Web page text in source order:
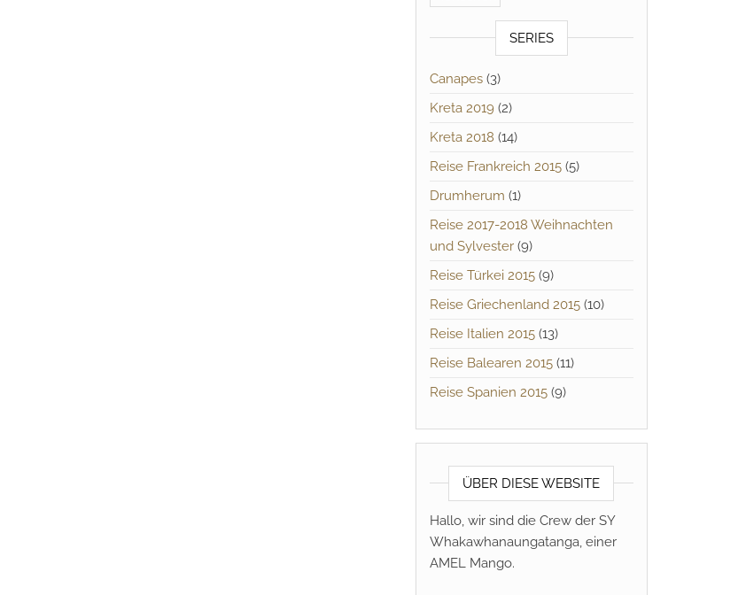
SERIES
Canapes(3)
Kreta 2019 (2)
Kreta 2018 (14)
Reise Frankreich 2015(5)
Drumherum (1)
Reise 2017-2018 Weihnachten
und Sylvester(9)
Reise Türkei 2015(9)
Reise Griechenland 2015(10)
Reise Italien 2015(13)
Reise Balearen 2015(11)
Reise Spanien 2015(9)
ÜBER DIESE WEBSITE
Hallo, wir sind die Crew der SY
Whakawhanaungatanga, einer
AMEL Mango.